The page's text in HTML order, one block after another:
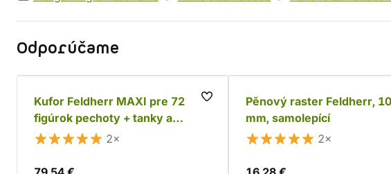
Odporúčame
Kufor Feldherr MAXI pre 72
figúrok pechoty + tanky a
monštrá
2×
Pěnový raster Feldherr,
mm, samolepící
2×